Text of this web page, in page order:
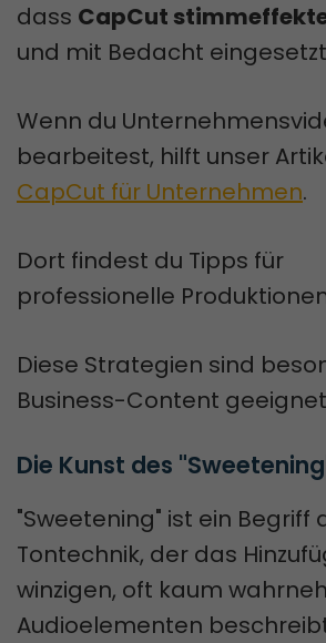
dass CapCut
und mit Bedacht
Wenn du
bearbeitest, hilft unser
CapCut für Unternehmen.
Dort findest du Tipps für
professionelle
Diese Strategien sind
Business-Content
Die Kunst des
"Sweetening" ist ein Begriff
Tontechnik, der das
winzigen, oft kaum
Audioelementen